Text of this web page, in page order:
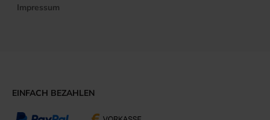
Impressum
EINFACH BEZAHLEN